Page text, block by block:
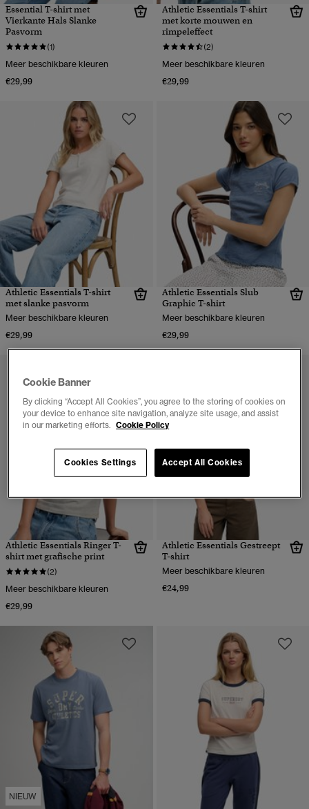
Essential T-shirt met
Vierkante Hals Slanke
Pasvorm
(1)
Meer beschikbare kleuren
€29,99
Athletic Essentials T-shirt
met korte mouwen en
rimpeleffect
(2)
Meer beschikbare kleuren
€29,99
Athletic Essentials T-shirt
met slanke pasvorm
Meer beschikbare kleuren
€29,99
Athletic Essentials Slub
Graphic T-shirt
Meer beschikbare kleuren
€29,99
Athletic Essentials Ringer T-
shirt met grafische print
(2)
Meer beschikbare kleuren
€29,99
Athletic Essentials Gestreept
T-shirt
Meer beschikbare kleuren
€24,99
NIEUW
Cookie Banner
By clicking “Accept All Cookies”, you agree to the storing of cookies on
your device to enhance site navigation, analyze site usage, and assist
in our marketing efforts. Cookie Policy
Cookies Settings Accept All Cookies